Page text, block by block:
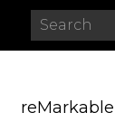
reMarkable